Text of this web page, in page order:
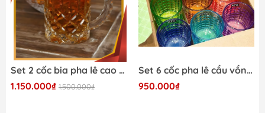
Set 2 cốc bia pha lê cao cấp Nachtmann 105362 500ml
1.150.000₫ 1.500.000₫
Set 6 cốc pha lê cầu vồng King Crystal Diamond 280ml
950.000₫